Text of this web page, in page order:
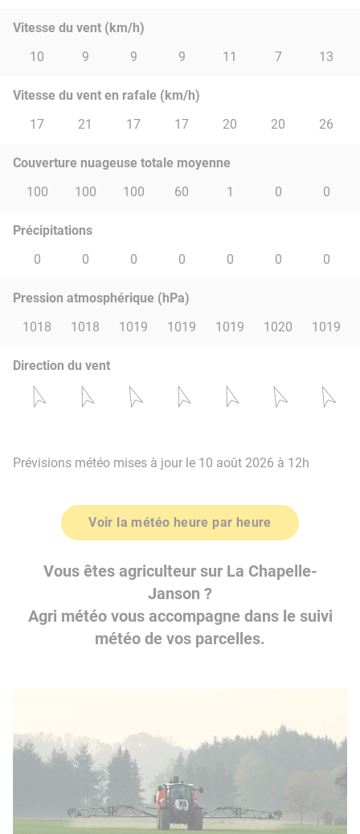
Vitesse du vent (km/h)
10
9 9 9 11 7 13
Vitesse du vent en rafale (km/h)
17
21 17 17 20 20 26
Couverture nuageuse totale moyenne
100
100 100 60 1 0 0
Précipitations
0
0 0 0 0 0 0
Pression atmosphérique (hPa)
1018
1018 1019 1019 1019 1020 1019
Direction du vent
Prévisions météo mises à jour le 10 août 2026 à 12h
Voir la météo heure par heure
Vous êtes agriculteur sur La Chapelle-
Janson ?
Agri météo vous accompagne dans le suivi
météo de vos parcelles.